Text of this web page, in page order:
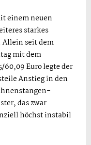
einem neuen
starkes
Allein seit dem
mit dem
60,09 Euro legte der
Anstieg in den
das zwar
höchst instabil